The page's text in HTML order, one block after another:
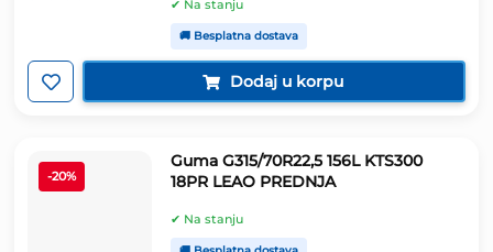
cijena
1,135.00 KM.
cijena
910.00 KM.
✔ Na stanju
🚚 Besplatna dostava
Dodaj u korpu
-20%
Guma G315/70R22,5 156L KTS300
18PR LEAO PREDNJA
✔ Na stanju